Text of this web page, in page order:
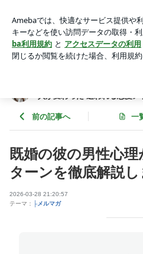
♪ | 冷たくなった彼からも劇的に
追われる恋愛メソッド
アプリをダウンロードして ブログの
ょう。
人が変わった 追われる恋愛メ
前の記事へ 一
既婚の彼の男性心
ターンを徹底解説し
2026-03-28 21:20:57
テーマ：
├メルマガ